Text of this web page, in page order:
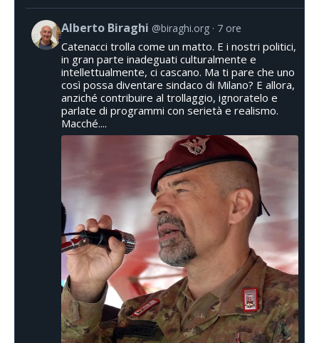
Alberto Biraghi @biraghi.org 7 ore
Catenacci trolla come un matto. E i nostri politici,
in gran parte inadeguati culturalmente e
intellettualmente, ci cascano. Ma ti pare che uno
così possa diventare sindaco di Milano? E allora,
anziché contribuire al trollaggio, ignoratelo e
parlate di programmi con serietà e realismo.
Macché....